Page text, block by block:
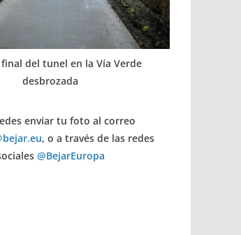
del tunel en la Vía Verde
desbrozada
enviar tu foto al correo
, o a través de las redes
@BejarEuropa